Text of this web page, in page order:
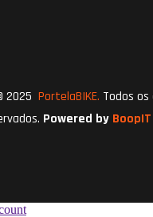
2025 PortelaBIKE. Todos
Powered by BoopIT